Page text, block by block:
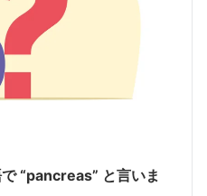
“pancreas” と言いま